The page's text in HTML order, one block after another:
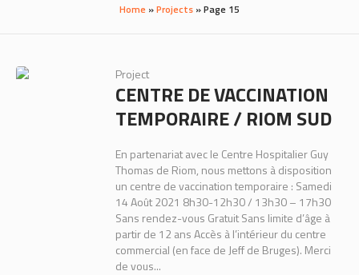
Home »Projects »Page 15
Project
CENTRE DE VACCINATION
TEMPORAIRE / RIOM SUD
En partenariat avec le Centre Hospitalier Guy
Thomas de Riom, nous mettons à disposition
un centre de vaccination temporaire : Samedi
14 Août 2021 8h30-12h30 / 13h30 – 17h30
Sans rendez-vous Gratuit Sans limite d’âge à
partir de 12 ans Accès à l’intérieur du centre
commercial (en face de Jeff de Bruges). Merci
de vous...